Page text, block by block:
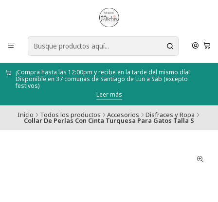
¡Compra hasta las 12:00pm y recibe en la tarde del mismo día!
Disponible en 37 comunas de Santiago de Lun a Sab (excepto
festivos)
Leer más
Inicio Todos los productos Accesorios Disfraces y Ropa
Collar De Perlas Con Cinta Turquesa Para Gatos Talla S